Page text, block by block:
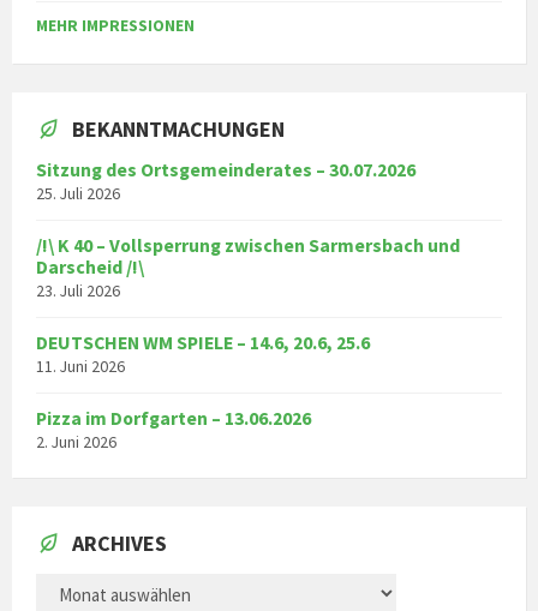
MEHR IMPRESSIONEN
BEKANNTMACHUNGEN
Sitzung des Ortsgemeinderates – 30.07.2026
25. Juli 2026
/!\ K 40 – Vollsperrung zwischen Sarmersbach und
Darscheid /!\
23. Juli 2026
DEUTSCHEN WM SPIELE – 14.6, 20.6, 25.6
11. Juni 2026
Pizza im Dorfgarten – 13.06.2026
2. Juni 2026
ARCHIVES
ARCHIVES